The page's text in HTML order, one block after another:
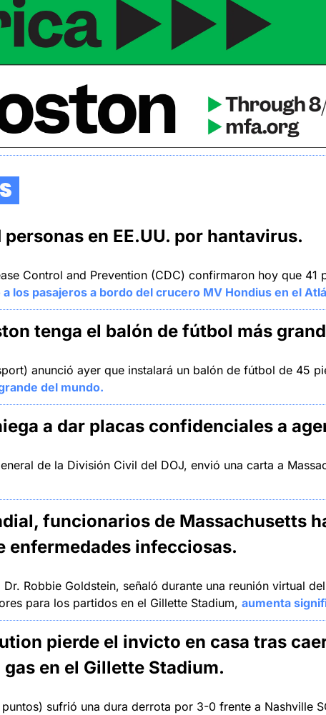
en EE.UU. por hantavirus.
Control and Prevention (CDC) confirmaron hoy que
los pasajeros a bordo del crucero MV Hondius en el
tenga el balón de fútbol más
anunció ayer que instalará un balón de fútbol de 45
del mundo.
a dar placas confidenciales a
de la División Civil del DOJ, envió una carta a
funcionarios de Massachusetts
enfermedades infecciosas.
Robbie Goldstein, señaló durante una reunión virtual
para los partidos en el Gillette Stadium, aumenta
pierde el invicto en casa tras
en el Gillette Stadium.
sufrió una dura derrota por 3-0 frente a Nashville